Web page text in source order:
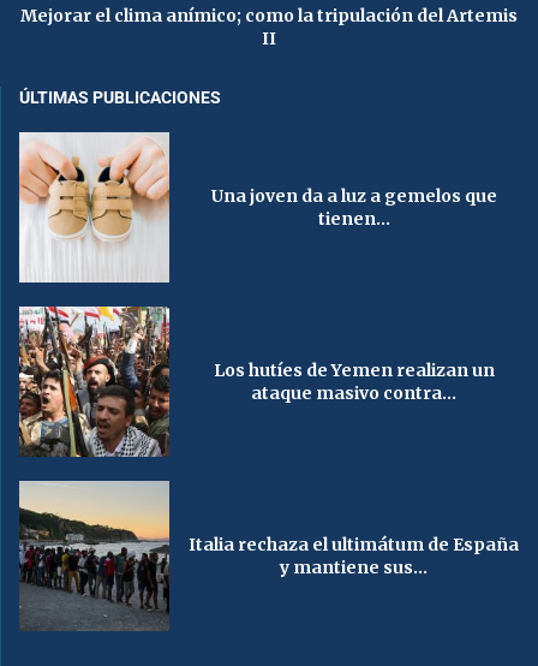
Mejorar el clima anímico; como la tripulación del Artemis
II
ÚLTIMAS PUBLICACIONES
Una joven da a luz a gemelos que
tienen...
Los hutíes de Yemen realizan un
ataque masivo contra...
Italia rechaza el ultimátum de España
y mantiene sus...